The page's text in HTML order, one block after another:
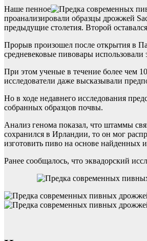
Наше пенное
проанализировали образцы дрожжей
предыдущие столетия. Второй
Прорыв произошел после открытия в
средневековые пивовары
При этом ученые в течение более чем
исследователи даже высказывали
Но в ходе недавнего исследования
собранных образцов почвы.
Анализ генома показал, что штаммы
сохранился в Ирландии, то он мог
изготовить пиво на основе найденных
Ранее сообщалось, что эквадорский